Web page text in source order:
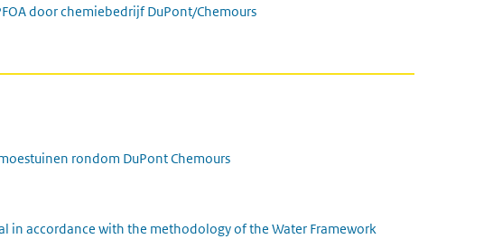
door chemiebedrijf DuPont/Chemours
rondom DuPont Chemours
in accordance with the methodology of the Water Framework